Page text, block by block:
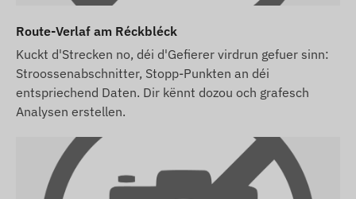
Route-Verlaf am Réckbléck
Kuckt d'Strecken no, déi d'Gefierer virdrun gefuer sinn:
Stroossenabschnitter, Stopp-Punkten an déi
entspriechend Daten. Dir kënnt dozou och grafesch
Analysen erstellen.